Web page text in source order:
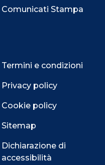
Comunicati Stampa
Termini e condizioni
Privacy policy
Cookie policy
Sitemap
Dichiarazione di
accessibilità